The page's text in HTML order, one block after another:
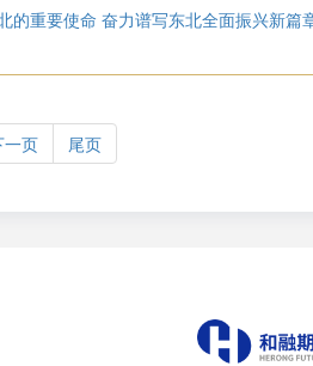
的重要使命 奋力谱写东北全面振兴新篇
一页 尾页